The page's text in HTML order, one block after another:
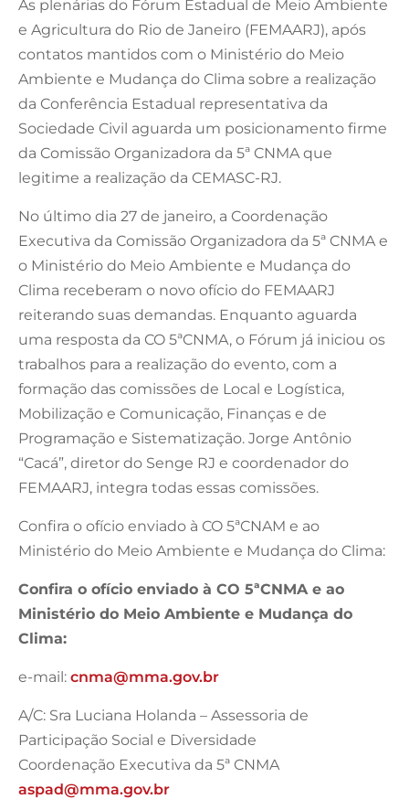
As plenárias do Fórum Estadual de Meio Ambiente
e Agricultura do Rio de Janeiro (FEMAARJ), após
contatos mantidos com o Ministério do Meio
Ambiente e Mudança do Clima sobre a realização
da Conferência Estadual representativa da
Sociedade Civil aguarda um posicionamento firme
da Comissão Organizadora da 5ª CNMA que
legitime a realização da CEMASC-RJ.
No último dia 27 de janeiro, a Coordenação
Executiva da Comissão Organizadora da 5ª CNMA e
o Ministério do Meio Ambiente e Mudança do
Clima receberam o novo ofício do FEMAARJ
reiterando suas demandas. Enquanto aguarda
uma resposta da CO 5ªCNMA, o Fórum já iniciou os
trabalhos para a realização do evento, com a
formação das comissões de Local e Logística,
Mobilização e Comunicação, Finanças e de
Programação e Sistematização. Jorge Antônio
“Cacá”, diretor do Senge RJ e coordenador do
FEMAARJ, integra todas essas comissões.
Confira o ofício enviado à CO 5ªCNAM e ao
Ministério do Meio Ambiente e Mudança do Clima:
Confira o ofício enviado à CO 5ªCNMA e ao
Ministério do Meio Ambiente e Mudança do
Clima:
e-mail: cnma@mma.gov.br
A/C: Sra Luciana Holanda – Assessoria de
Participação Social e Diversidade
Coordenação Executiva da 5ª CNMA
aspad@mma.gov.br